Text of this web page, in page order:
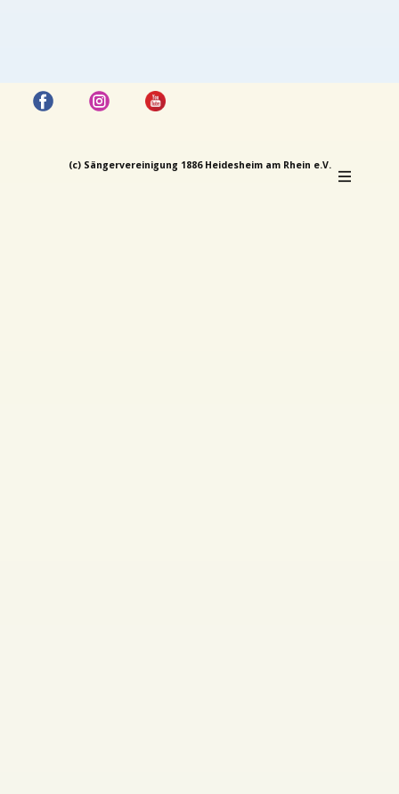
(c) Sängervereinigung 1886 Heidesheim am Rhein e.V.